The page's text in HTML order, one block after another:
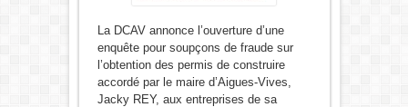
La DCAV annonce l’ouverture d’une
enquête pour soupçons de fraude sur
l’obtention des permis de construire
accordé par le maire d’Aigues-Vives,
Jacky REY, aux entreprises de sa